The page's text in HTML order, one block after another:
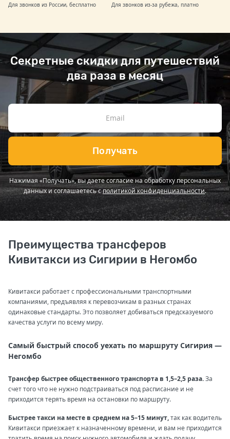
Для звонков из России, бесплатно Для звонков из-за рубежа, платно
Секретные скидки для путешествий
два раза в месяц
Получать
Нажимая «Получать», вы даете согласие на обработку персональных
данных и соглашаетесь сполитикой конфиденциальности.
Преимущества трансферов
Кивитакси из Сигирии в Негомбо
Кивитакси работает с профессиональными транспортными
компаниями, предъявляя к перевозчикам в разных странах
одинаковые стандарты. Это позволяет добиваться предсказуемого
качества услуги по всему миру.
Самый быстрый способ уехать по маршруту Сигирия —
Негомбо
Трансфер быстрее общественного транспорта в 1,5–2,5 раза.За
счет того что не нужно подстраиваться под расписание и не
приходится терять время на остановки по маршруту.
Быстрее такси на месте в среднем на 5–15 минут,так как водитель
Кивитакси приезжает к назначенному времени, и вам не приходится